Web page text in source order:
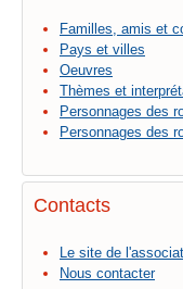
Familles, amis et
Pays et villes
Oeuvres
Thèmes et
Personnages des
Personnages des
Contacts
Le site de
Nous contacter